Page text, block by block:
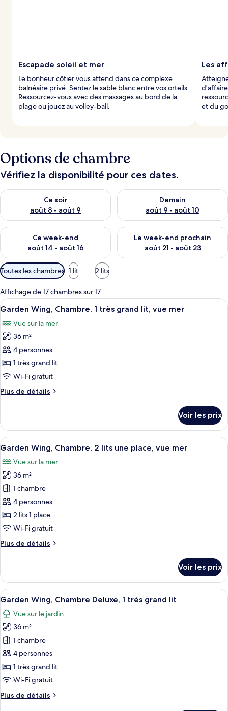
Escapade soleil et mer
Le bonheur côtier vous attend dans ce complexe
balnéaire privé. Sentez le sable blanc entre vos orteils.
Ressourcez-vous avec des massages au bord de la
plage ou jouez au volley-ball.
Les
et du
Options de chambre
Vérifiez la disponibilité pour ces dates.
Ce soir
août 8 - août 9
Vérifier la disponibilité pour ce soir août 8 - août 9
Demain
août 9 - août 10
Vérifier la disponibilité pour
Ce week-end
août 14 - août 16
Vérifier la disponibilité pour ce week-end août 14 - août 16
Le week-end prochain
août 21 - août 23
Vérifier la disponibilité pour
Filtres
disponibles
pour
les
chambres
Toutes les chambres 1 lit 2 lits
Affichage de 17 chambres sur 17
Afficher
toutes
les
photos
pour
ce
type
chambre :
Chambre,
1
grand
lit,
vue
mer
Garden Wing, Chambre, 1 très
6
Garden Wing, Chambre, 1 très grand lit, vue mer
Vue sur la mer
36 m²
4 personnes
1 très grand lit
Wi-Fi gratuit
Plus de détails
Plus
le
type
de
Garden
Wing,
Chambre,
très
grand
lit,
vue
Voir les prix
Afficher
toutes
les
photos
pour
ce
type
de
chambre :
Garden
2
lits
une
place,
vue
mer
Une chambre d’hôtel avec deux
10
Garden Wing, Chambre, 2 lits une place, vue mer
Vue sur la mer
36 m²
1 chambre
4 personnes
2 lits 1 place
Wi-Fi gratuit
Plus de détails
Plus
le
type
de
Garden
Wing,
Chambre,
2
lits
une
place,
vue
Voir les prix
Afficher
toutes
les
photos
pour
ce
type
de
chambre :
Garden
Une chambre d’hôtel avec un
10
Garden Wing, Chambre Deluxe, 1 très grand lit
Vue sur le jardin
36 m²
1 chambre
4 personnes
1 très grand lit
Wi-Fi gratuit
Plus de détails
Plus